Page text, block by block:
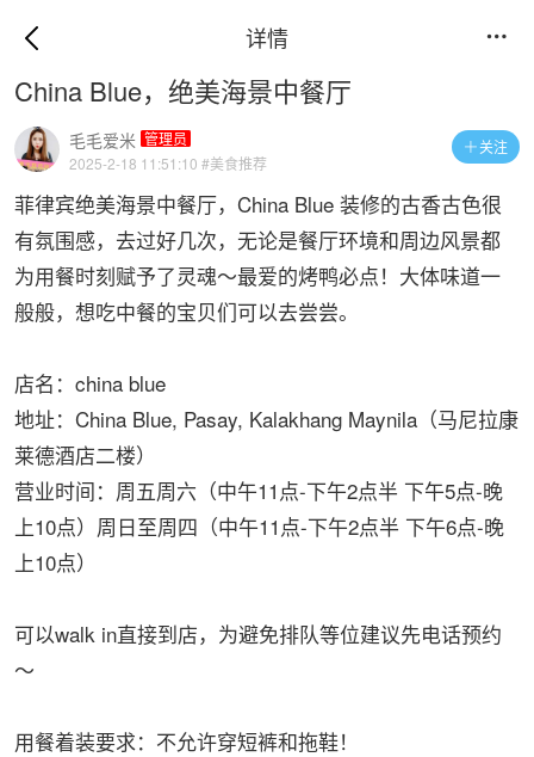
详情 
China Blue，绝美海景中餐厅
关注
毛毛爱米 管理员
2025-2-18 11:51:10 #美食推荐
菲律宾绝美海景中餐厅，China Blue 装修的古香古色很
有氛围感，去过好几次，无论是餐厅环境和周边风景都
为用餐时刻赋予了灵魂～最爱的烤鸭必点！大体味道一
般般，想吃中餐的宝贝们可以去尝尝。
店名：china blue
地址：China Blue, Pasay, Kalakhang Maynila（马尼拉康
莱德酒店二楼）
营业时间：周五周六（中午11点-下午2点半 下午5点-晚
上10点）周日至周四（中午11点-下午2点半 下午6点-晚
上10点）
可以walk in直接到店，为避免排队等位建议先电话预约
～
用餐着装要求：不允许穿短裤和拖鞋！